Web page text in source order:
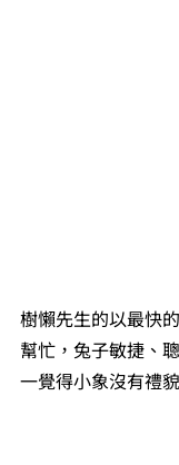
樹懶先生的以最快
幫忙，兔子敏捷、
一覺得小象沒有禮